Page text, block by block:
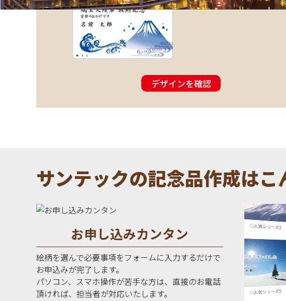
デザインを確認
サンテックの記念品作成はこ
お申し込みカンタン
絵柄を選んで必要事項をフォームに入力するだけで
お申込みが完了します。
パソコン、スマホ操作が苦手な方は、直接のお電話
頂ければ、担当者が対応いたします。